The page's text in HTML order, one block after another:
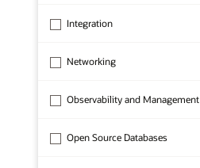
Integration
Networking
Observability and Management
Open Source Databases